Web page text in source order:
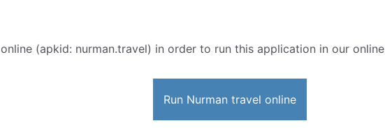
online (apkid: nurman.travel) in order to run this application in our
Run Nurman travel online